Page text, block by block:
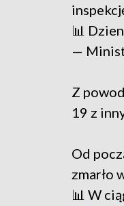
📊
—
Z
19 z
Od
zmarło
📊 W